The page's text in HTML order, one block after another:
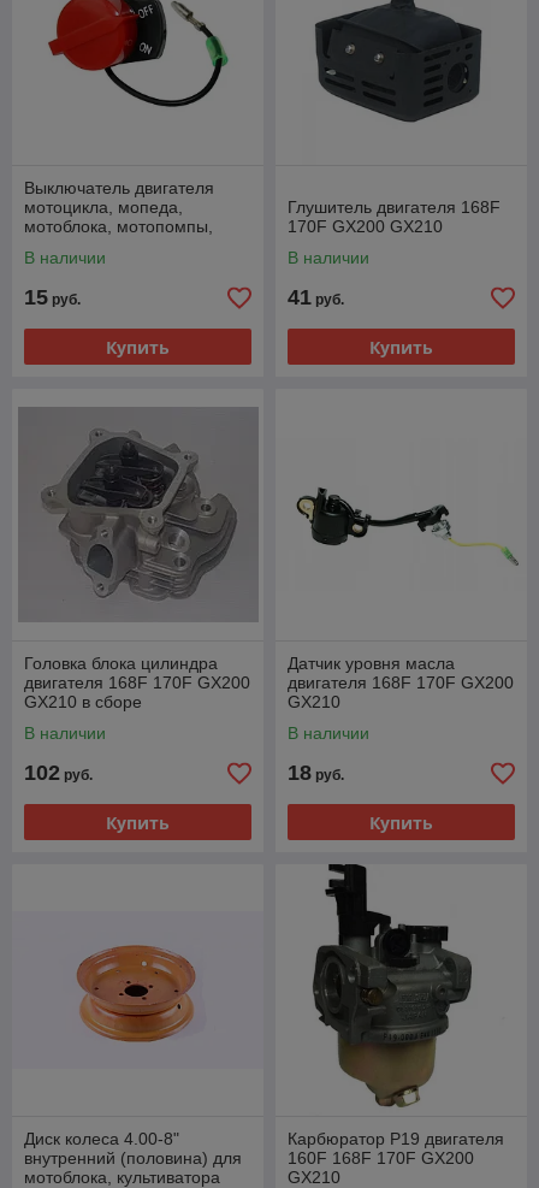
Выключатель двигателя
мотоцикла, мопеда,
мотоблока, мотопомпы,
177F 188F 190F GX200
В наличии
15 руб.
Купить
Глушитель двигателя 168F
170F GX200 GX210
В наличии
41 руб.
Купить
Головка блока цилиндра
двигателя 168F 170F GX200
GX210 в сборе
В наличии
102 руб.
Купить
Датчик уровня масла​
двигателя 168F 170F GX200
GX210
В наличии
18 руб.
Купить
Диск колеса 4.00-8"
внутренний (половина) для
мотоблока, культиватора
Карбюратор P19 двигателя
160F 168F 170F GX200
GX210